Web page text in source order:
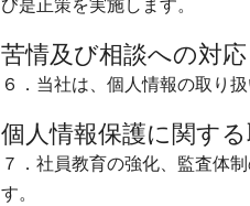
苦情及び相談への対応
６．当社は、個人情報の取り
個人情報保護に関す
７．社員教育の強化、監査体
す。